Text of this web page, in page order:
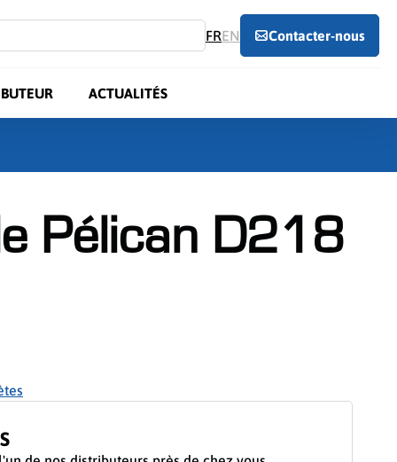
FREN Contacter-nous
ACTUALITÉS
Pélican D218